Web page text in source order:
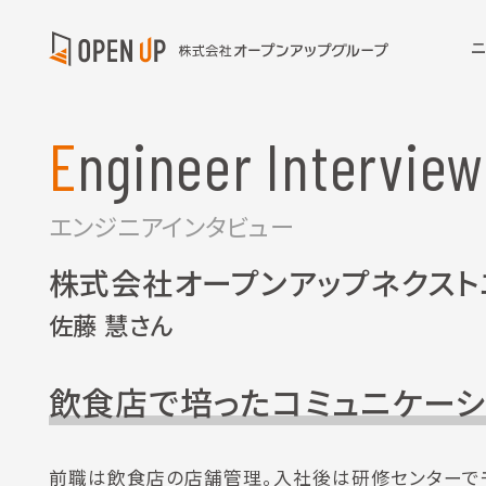
Engineer Interview
エンジニアインタビュー
株式会社オープンアップネクス
佐藤 慧さん
飲食店で培ったコミュニケー
前職は飲食店の店舗管理。入社後は研修センターで